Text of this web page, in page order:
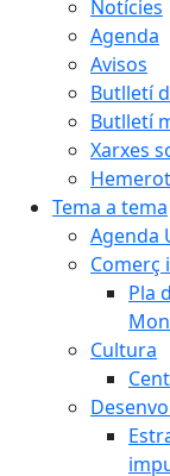
Notícies
Agenda
Avisos
Butlletí
Butlletí
Xarxes
Tema a tema
Agenda
Comerç
Pla
Cultura